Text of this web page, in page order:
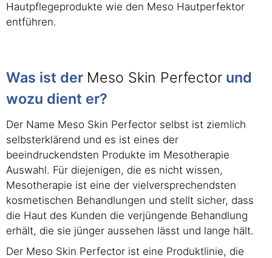
Hautpflegeprodukte wie den Meso Hautperfektor
entführen.
Was ist der Meso Skin Perfector und
wozu dient er?
Der Name Meso Skin Perfector selbst ist ziemlich
selbsterklärend und es ist eines der
beeindruckendsten Produkte im Mesotherapie
Auswahl. Für diejenigen, die es nicht wissen,
Mesotherapie ist eine der vielversprechendsten
kosmetischen Behandlungen und stellt sicher, dass
die Haut des Kunden die verjüngende Behandlung
erhält, die sie jünger aussehen lässt und lange hält.
Der Meso Skin Perfector ist eine Produktlinie, die